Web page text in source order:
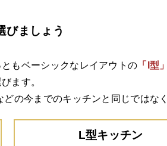
びましょう
もベーシックなレイアウトの 「I型
ます。
の今までのキッチンと同じではな
L型キッチン